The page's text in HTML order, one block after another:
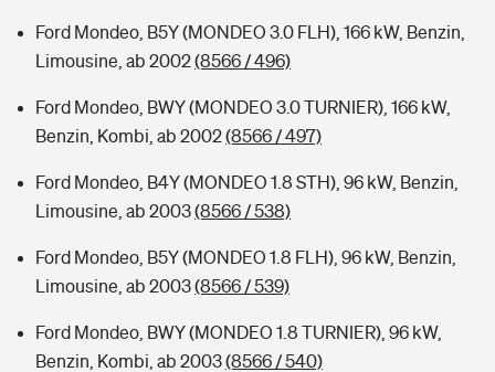
Ford Mondeo, B5Y (MONDEO 3.0 FLH), 166 kW, Benzin,
Limousine, ab 2002(8566 / 496)
Ford Mondeo, BWY (MONDEO 3.0 TURNIER), 166 kW,
Benzin, Kombi, ab 2002(8566 / 497)
Ford Mondeo, B4Y (MONDEO 1.8 STH), 96 kW, Benzin,
Limousine, ab 2003(8566 / 538)
Ford Mondeo, B5Y (MONDEO 1.8 FLH), 96 kW, Benzin,
Limousine, ab 2003(8566 / 539)
Ford Mondeo, BWY (MONDEO 1.8 TURNIER), 96 kW,
Benzin, Kombi, ab 2003(8566 / 540)